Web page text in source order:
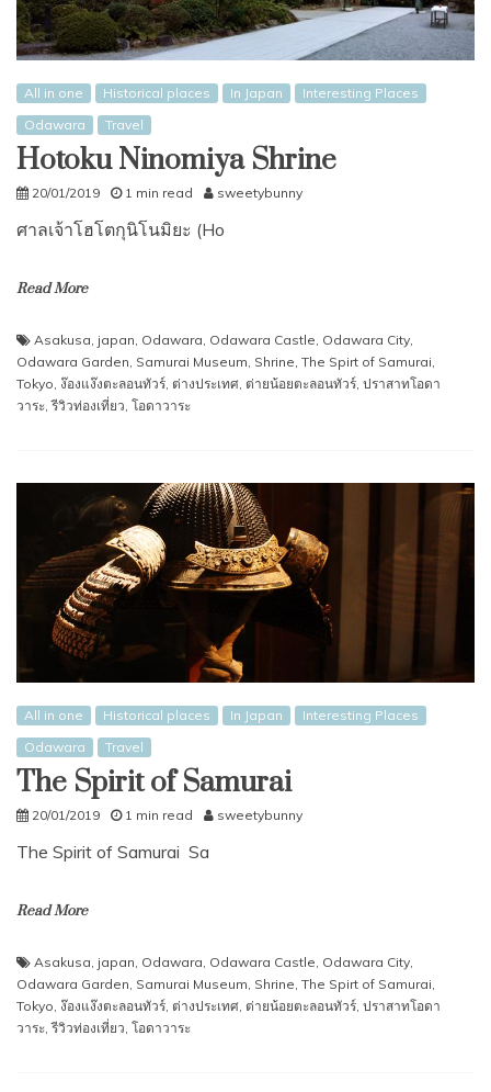
All in one Historical places In Japan
Interesting Places
Odawara
Travel
Hotoku Ninomiya Shrine
20/01/2019 1 min read sweetybunny
ศาลเจ้าโฮโตกุนิโนมิยะ (Ho
Read More
Asakusa, japan, Odawara, Odawara Castle, Odawara City,
Odawara Garden, Samurai Museum, Shrine, The Spirt of Samurai,
Tokyo, ง๊องแง๊งตะลอนทัวร์, ต่างประเทศ, ต่ายน้อยตะลอนทัวร์, ปราสาทโอดา
วาระ,รีวิวท่องเที่ยว, โอดาวาระ
All in one Historical places In Japan
Interesting Places
Odawara
Travel
The Spirit of Samurai
20/01/2019 1 min read sweetybunny
The Spirit of Samurai Sa
Read More
Asakusa, japan, Odawara, Odawara Castle, Odawara City,
Odawara Garden, Samurai Museum, Shrine, The Spirt of Samurai,
Tokyo, ง๊องแง๊งตะลอนทัวร์, ต่างประเทศ, ต่ายน้อยตะลอนทัวร์, ปราสาทโอดา
วาระ,รีวิวท่องเที่ยว, โอดาวาระ